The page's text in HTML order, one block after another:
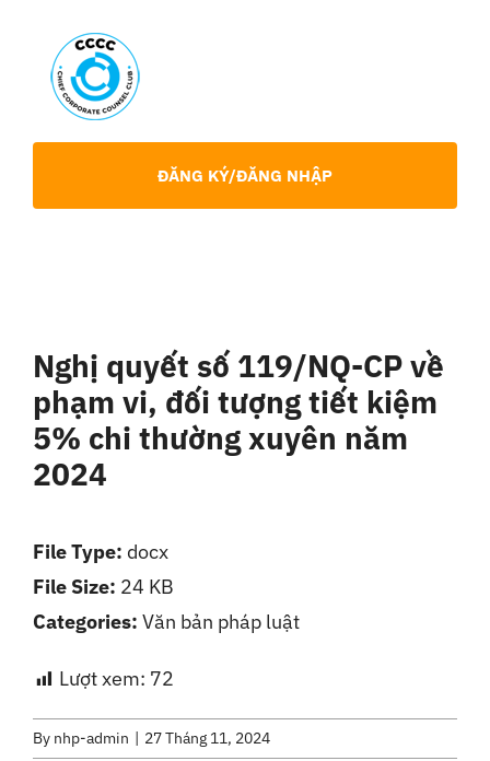
content
Chia Sẻ Chuyên Môn
Tin tức
ĐĂNG KÝ/ĐĂNG NHẬP
Nghị quyết số 119/NQ-CP về
phạm vi, đối tượng tiết kiệm
5% chi thường xuyên năm
2024
Lượt xem: 72
File Type: docx
File Size: 24 KB
Categories: Văn bản pháp luật
By nhp-admin 27 Tháng 11, 2024